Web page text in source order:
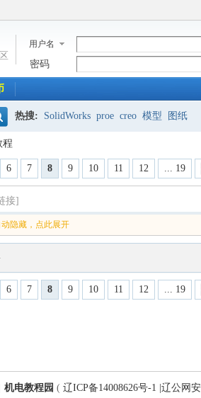
用户名
密码
热搜: SolidWorks proe creo 模型 图纸
程
6 7 8 9 10 11 12 ... 19
接]
隐藏，点此展开
6 7 8 9 10 11 12 ... 19
机电教程园 ( 辽ICP备14008626号-1 |辽公网